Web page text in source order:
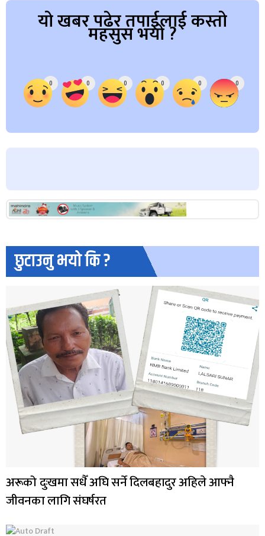
यो खबर पढेर तपाईलाई कस्तो
महसुस भयो ?
0 0 0 0 0 0
छुटाउनु भयो कि ?
अरूको दुःखमा सधैँ अघि सर्ने दिलबहादुर अहिले आफ्नै
जीवनका लागि संघर्षरत